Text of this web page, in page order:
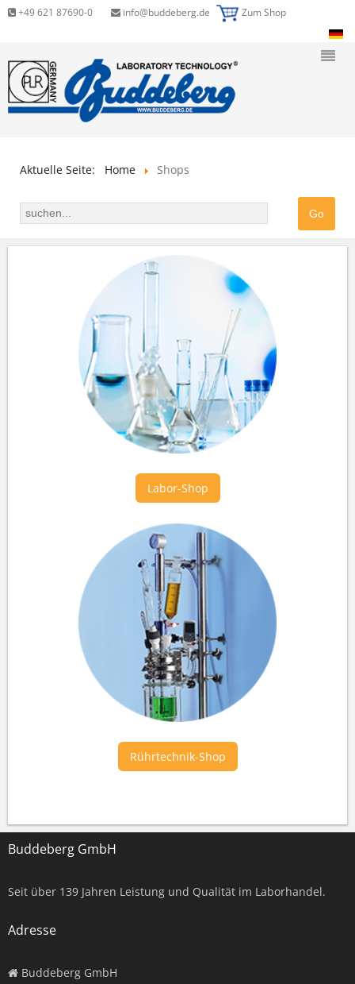
+49 621 87690-0 info@buddeberg.de Zum Shop
Aktuelle Seite: Home Shops
Labor-Shop
Rührtechnik-Shop
Buddeberg GmbH
Seit über 139 Jahren Leistung und Qualität im Laborhandel.
Adresse
Buddeberg GmbH